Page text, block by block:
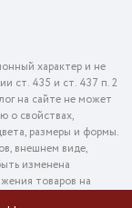
характер и не
ст. 435 и ст. 437 п. 2
на сайте не может
о свойствах,
размеры и формы.
внешнем виде,
изменена
товаров на